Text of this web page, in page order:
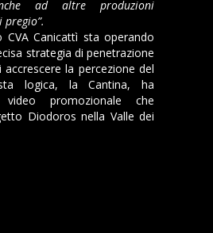
ad altre produzioni
pregio”.
CVA Canicattì sta operando
strategia di penetrazione
accrescere la percezione del
logica, la Cantina, ha
promozionale che
Diodoros nella Valle dei